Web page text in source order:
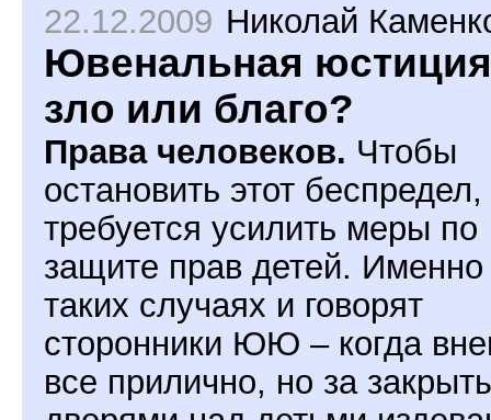
22.12.2009 Николай
Ювенальная
зло или благо?
Права человеков. Чтобы
остановить этот беспредел,
требуется усилить меры по
защите прав детей. Именно
таких случаях и говорят
сторонники ЮЮ – когда
все прилично, но за